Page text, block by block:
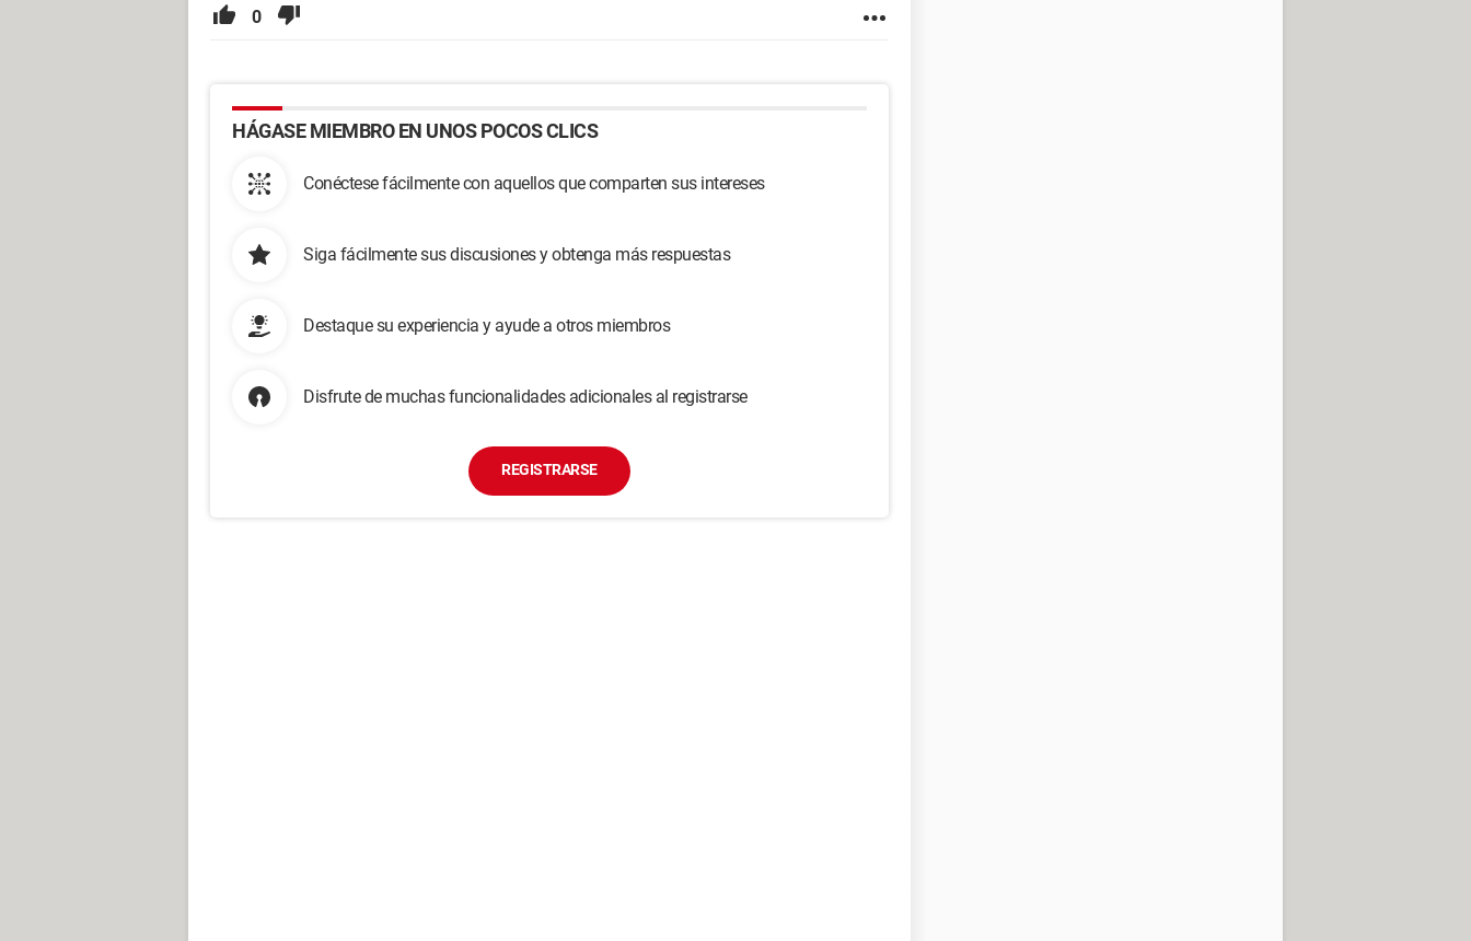
0
HÁGASE MIEMBRO EN UNOS POCOS CLICS
Conéctese fácilmente con aquellos que comparten sus intereses
Siga fácilmente sus discusiones y obtenga más respuestas
Destaque su experiencia y ayude a otros miembros
Disfrute de muchas funcionalidades adicionales al registrarse
REGISTRARSE